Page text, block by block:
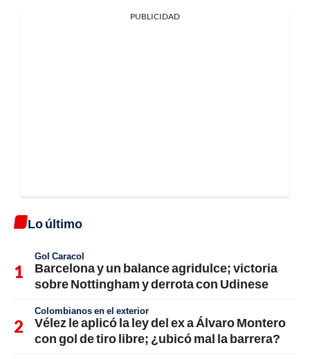
PUBLICIDAD
Lo último
Gol Caracol
Barcelona y un balance agridulce; victoria
sobre Nottingham y derrota con Udinese
Colombianos en el exterior
Vélez le aplicó la ley del ex a Álvaro Montero
con gol de tiro libre; ¿ubicó mal la barrera?